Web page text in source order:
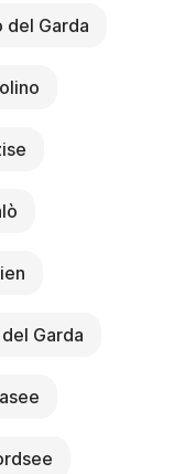
Garda
Garda